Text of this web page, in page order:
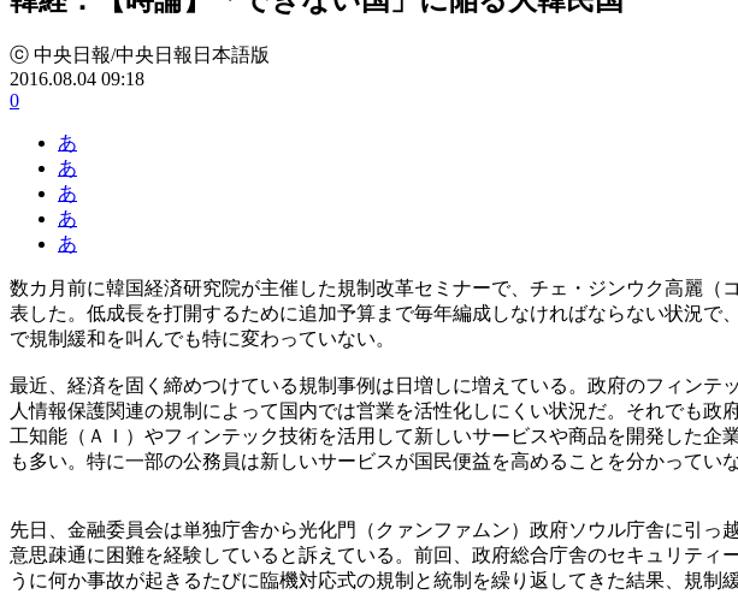
ⓒ 中央日報/中央日報日本語版
2016.08.04 09:18
0
あ
あ
あ
あ
あ
数カ月前に韓国経済研究院が主催した規制改革セミナーで、チェ・ジンウク高麗
表した。低成長を打開するために追加予算まで毎年編成しなければならない状況
で規制緩和を叫んでも特に変わっていない。
最近、経済を固く締めつけている規制事例は日増しに増えている。政府のフィン
人情報保護関連の規制によって国内では営業を活性化しにくい状況だ。それでも
工知能（ＡＩ）やフィンテック技術を活用して新しいサービスや商品を開発した
も多い。特に一部の公務員は新しいサービスが国民便益を高めることを分かって
先日、金融委員会は単独庁舎から光化門（クァンファムン）政府ソウル庁舎に引
意思疎通に困難を経験していると訴えている。前回、政府総合庁舎のセキュリテ
うに何か事故が起きるたびに臨機対応式の規制と統制を繰り返してきた結果、規